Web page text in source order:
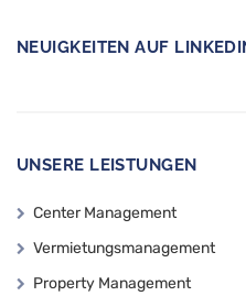
NEUIGKEITEN AUF
UNSERE LEISTUNGEN
Center Management
Vermietungsmanagement
Property Management